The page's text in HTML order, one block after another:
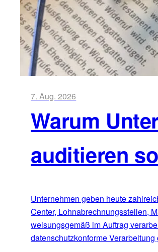
7. Aug. 2026
Warum
auditieren
Unternehmen geben heute
Center, Lohnabrechnungsstellen,
weisungsgemäß im Auftrag
datenschutzkonforme